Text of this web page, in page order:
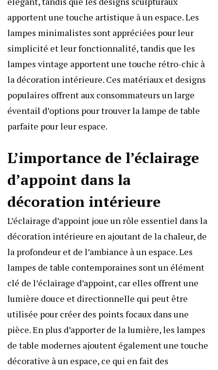
apportent une touche artistique à un espace. Les
lampes minimalistes sont appréciées pour leur
simplicité et leur fonctionnalité, tandis que les
lampes vintage apportent une touche rétro-chic à
la décoration intérieure. Ces matériaux et designs
populaires offrent aux consommateurs un large
éventail d’options pour trouver la lampe de table
parfaite pour leur espace.
L’importance de l’éclairage
d’appoint dans la
décoration intérieure
L’éclairage d’appoint joue un rôle essentiel dans la
décoration intérieure en ajoutant de la chaleur, de
la profondeur et de l’ambiance à un espace. Les
lampes de table contemporaines sont un élément
clé de l’éclairage d’appoint, car elles offrent une
lumière douce et directionnelle qui peut être
utilisée pour créer des points focaux dans une
pièce. En plus d’apporter de la lumière, les lampes
de table modernes ajoutent également une touche
décorative à un espace, ce qui en fait des